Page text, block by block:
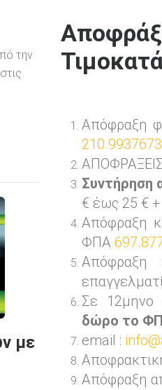
Απόφραξη
210.9937673
Συντήρηση
€ έως 25 €
Απόφραξη
ΦΠΑ
Απόφραξη
Σε 12μηνο
δώρο το
email :
Απόφραξη
την
με